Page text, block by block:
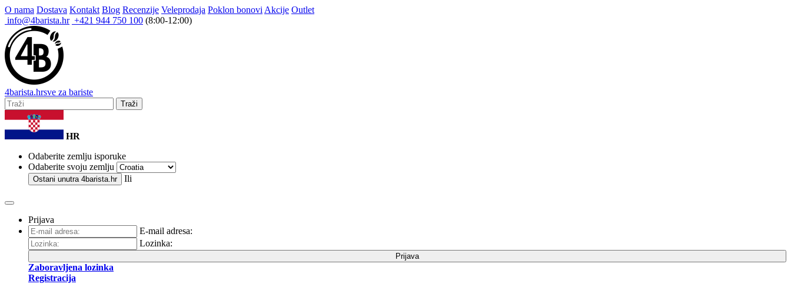
O nama Dostava Kontakt Blog Recenzije Veleprodaja Poklon bonovi Akcije Outlet
info@4barista.hr +421 944 750 100 (8:00-12:00)
4barista.hrsve za bariste
Traži
HR
Odaberite zemlju isporuke
Odaberite svoju zemlju
Ostani unutra 4barista.hr Ili
Prijava
E-mail adresa:
Lozinka:
Prijava
Zaboravljena lozinka
Registracija